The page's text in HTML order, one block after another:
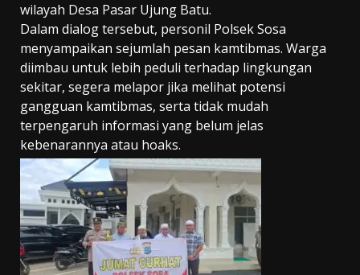
wilayah Desa Pasar Ujung Batu.
Dalam dialog tersebut, personil Polsek Sosa
menyampaikan sejumlah pesan kamtibmas. Warga
diimbau untuk lebih peduli terhadap lingkungan
sekitar, segera melapor jika melihat potensi
gangguan kamtibmas, serta tidak mudah
terpengaruh informasi yang belum jelas
kebenarannya atau hoaks.